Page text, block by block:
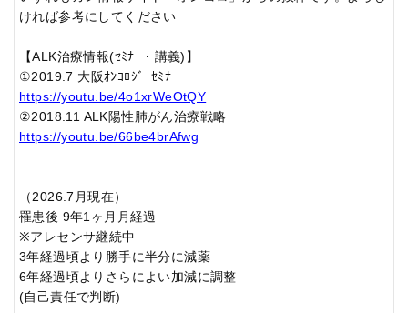
ければ参考にしてください
【ALK治療情報(ｾﾐﾅｰ・講義)】
①2019.7 大阪ｵﾝｺﾛｼﾞｰｾﾐﾅｰ
https://youtu.be/4o1xrWeOtQY
②2018.11 ALK陽性肺がん治療戦略
https://youtu.be/66be4brAfwg
（2026.7月現在）
罹患後 9年1ヶ月月経過
※アレセンサ継続中
3年経過頃より勝手に半分に減薬
6年経過頃よりさらによい加減に調整
(自己責任で判断)